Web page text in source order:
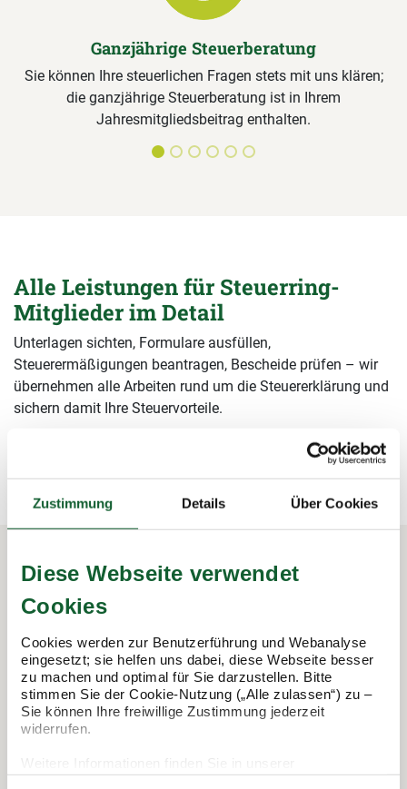
Zustimmung Details Über Cookies
Diese Webseite verwendet
Cookies
Cookies werden zur Benutzerführung und Webanalyse
eingesetzt; sie helfen uns dabei, diese Webseite besser
zu machen und optimal für Sie darzustellen. Bitte
stimmen Sie der Cookie-Nutzung („Alle zulassen“) zu –
Sie können Ihre freiwillige Zustimmung jederzeit
widerrufen.
Datenschutzerklärung
Ganzjährige Steuerberatung
Sie können Ihre steuerlichen Fragen stets mit uns klären;
die ganzjährige Steuerberatung ist in Ihrem
Jahresmitgliedsbeitrag enthalten.
Alle Leistungen für Steuerring-
Mitglieder im Detail
Unterlagen sichten, Formulare ausfüllen,
Steuerermäßigungen beantragen, Bescheide prüfen – wir
übernehmen alle Arbeiten rund um die Steuererklärung und
sichern damit Ihre Steuervorteile.
In 3 Schritten zur Steuererklärung.
So funktioniert's: